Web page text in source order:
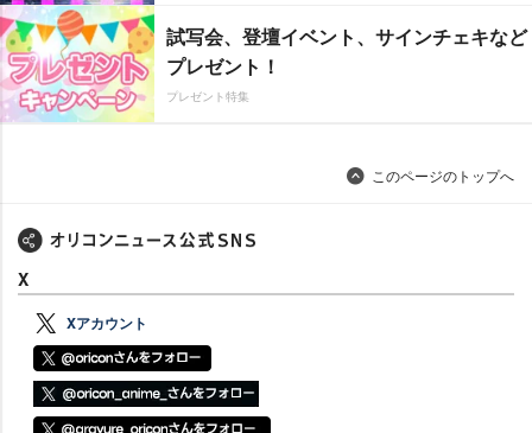
試写会、登壇イベント、サインチェキなど
プレゼント！
プレゼント特集
このページのトップへ
X
Xアカウント